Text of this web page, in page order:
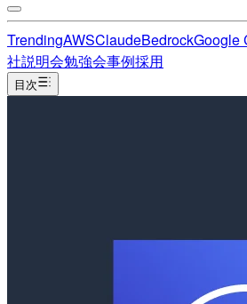
TrendingAWSClaudeBedrockGoogle
社説明会勉強会事例採用
目次